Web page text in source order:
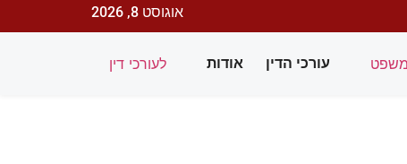
אוגוסט 8, 2026
עורכי הדין אודות לעורכי דין